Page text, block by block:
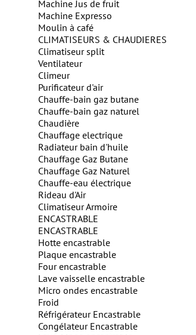
Machine Jus de fruit
Machine Expresso
Moulin à café
CLIMATISEURS & CHAUDIERES
Climatiseur split
Ventilateur
Climeur
Purificateur d'air
Chauffe-bain gaz butane
Chauffe-bain gaz naturel
Chaudière
Chauffage electrique
Radiateur bain d'huile
Chauffage Gaz Butane
Chauffage Gaz Naturel
Chauffe-eau électrique
Rideau d'Air
Climatiseur Armoire
ENCASTRABLE
ENCASTRABLE
Hotte encastrable
Plaque encastrable
Four encastrable
Lave vaisselle encastrable
Micro ondes encastrable
Froid
Réfrigérateur Encastrable
Congélateur Encastrable